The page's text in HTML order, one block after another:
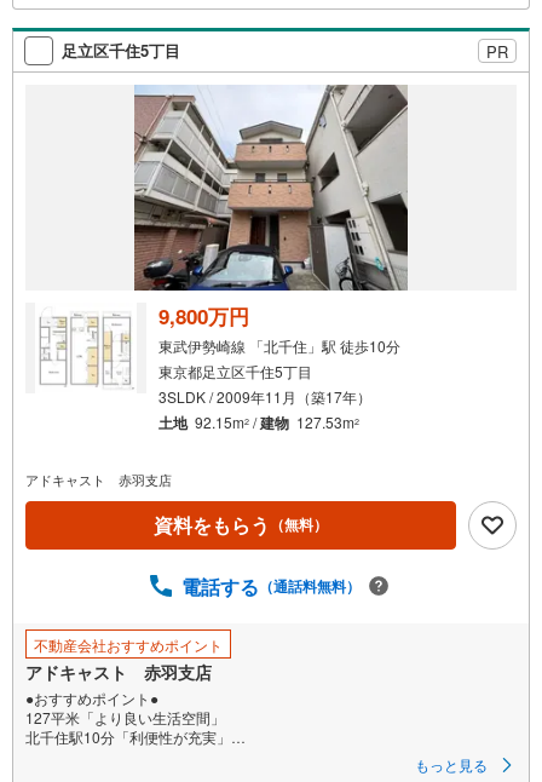
足立区千住5丁目 PR
9,800万円
東武伊勢崎線 「北千住」駅 徒歩10分
東京都足立区千住5丁目
3SLDK / 2009年11月（築17年）
土地 92.15m2 /建物 127.53m2
アドキャスト 赤羽支店
資料をもらう （無料）
電話する （通話料無料）
不動産会社おすすめポイント
アドキャスト 赤羽支店
●おすすめポイント●
127平米「より良い生活空間」
北千住駅10分「利便性が充実」
もっと見る